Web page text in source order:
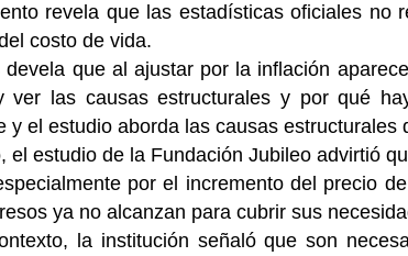
revela que las estadísticas oficiales no
costo de vida.
devela que al ajustar por la inflación
ver las causas estructurales y por qué
y el estudio aborda las causas
el estudio de la Fundación Jubileo advirtió
por el incremento del precio
ya no alcanzan para cubrir sus
la institución señaló que son